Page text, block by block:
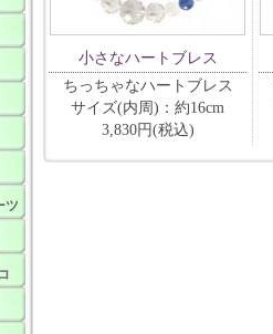
ツ
小さなハートブレス
ちっちゃなハートブレス
サイズ(内周)：約16cm
3,830円(税込)